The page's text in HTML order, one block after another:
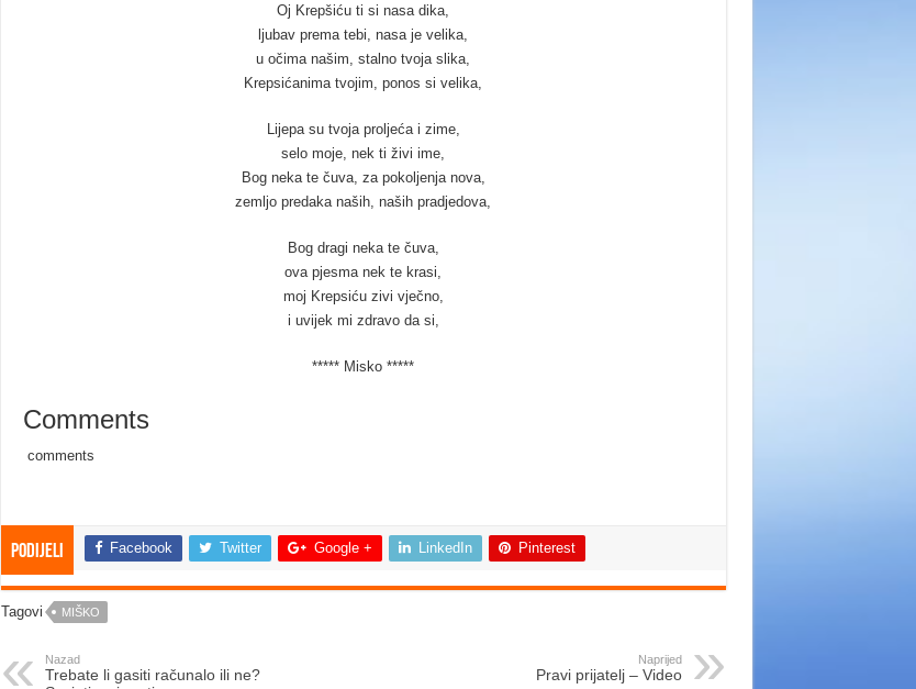
Oj Krepšiću ti si nasa dika,
ljubav prema tebi, nasa je velika,
u očima našim, stalno tvoja slika,
Krepsićanima tvojim, ponos si velika,
Lijepa su tvoja proljeća i zime,
selo moje, nek ti živi ime,
Bog neka te čuva, za pokoljenja nova,
zemljo predaka naših, naših pradjedova,
Bog dragi neka te čuva,
ova pjesma nek te krasi,
moj Krepsiću zivi vječno,
i uvijek mi zdravo da si,
***** Misko *****
Comments
comments
Podijeli Facebook Twitter Google + LinkedIn Pinterest
Tagovi MIŠKO
Nazad
Trebate li gasiti računalo ili ne?
Naprijed
Pravi prijatelj – Video